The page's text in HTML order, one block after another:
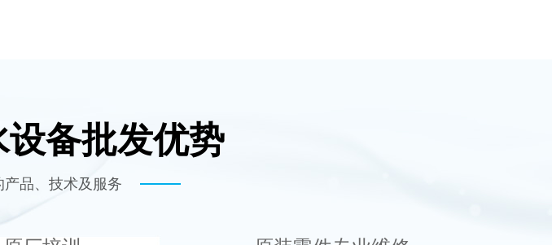
MK-TC50 EDI设备
查看详情
备批发优势
产品、技术及服务